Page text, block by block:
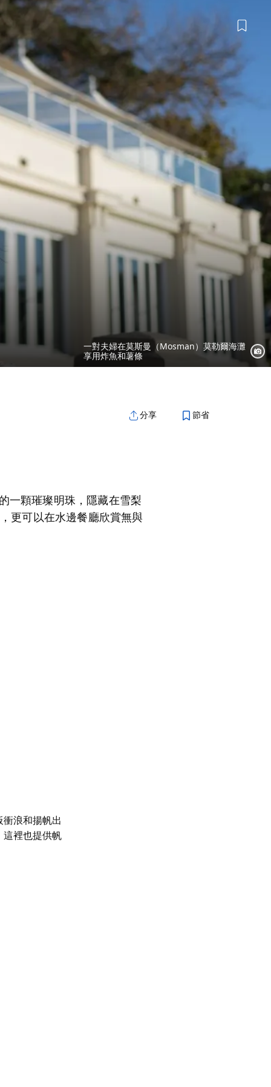
一對夫婦在莫斯曼（Mosman）莫勒爾海灘
享用炸魚和薯條
分享 節省
一顆璀璨明珠，隱藏在雪梨
更可以在水邊餐廳欣賞無與
浪和揚帆出
這裡也提供帆